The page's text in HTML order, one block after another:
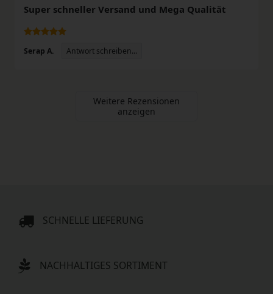
Super schneller Versand und Mega Qualität
Serap A. Antwort schreiben...
Weitere Rezensionen
anzeigen
SCHNELLE LIEFERUNG
NACHHALTIGES SORTIMENT